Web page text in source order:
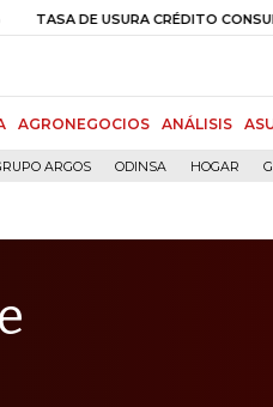
DE USURA CRÉDITO CONSUMO
AGRONEGOCIOS ANÁLISIS
ARGOS ODINSA HOGAR